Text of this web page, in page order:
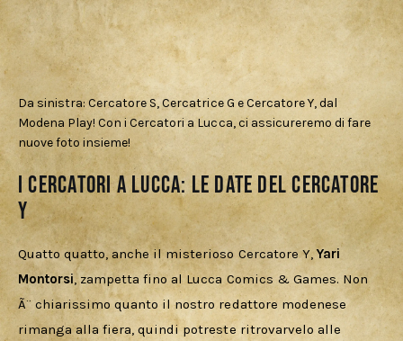
Da sinistra: Cercatore S, Cercatrice G e Cercatore Y, dal
Modena Play! Con i Cercatori a Lucca, ci assicureremo di fare
nuove foto insieme!
I Cercatori a Lucca: le date del Cercatore
Y
Quatto quatto, anche il misterioso Cercatore Y, Yari
Montorsi, zampetta fino al Lucca Comics & Games. Non
Ã¨ chiarissimo quanto il nostro redattore modenese
rimanga alla fiera, quindi potreste ritrovarvelo alle